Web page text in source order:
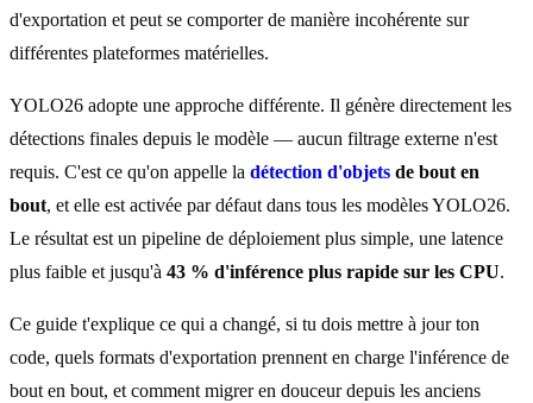
d'exportation et peut se comporter de manière incohérente sur
différentes plateformes matérielles.
YOLO26 adopte une approche différente. Il génère directement les
détections finales depuis le modèle — aucun filtrage externe n'est
requis. C'est ce qu'on appelle la détection d'objets de bout en
bout, et elle est activée par défaut dans tous les modèles YOLO26.
Le résultat est un pipeline de déploiement plus simple, une latence
plus faible et jusqu'à 43 % d'inférence plus rapide sur les CPU.
Ce guide t'explique ce qui a changé, si tu dois mettre à jour ton
code, quels formats d'exportation prennent en charge l'inférence de
bout en bout, et comment migrer en douceur depuis les anciens